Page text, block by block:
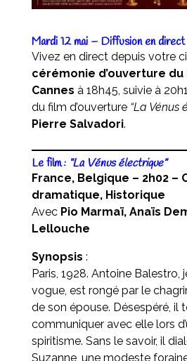
Mardi 12 mai – Diffusion en direct
Vivez en direct depuis votre
cérémonie d’ouverture du
Cannes à 18h45, suivie à
du film d’ouverture “La Vénus
Pierre Salvadori.
Le film : “La Vénus électrique”
France, Belgique – 2h02 –
dramatique, Historique
Avec Pio Marmaï, Anaïs
Lellouche
Synopsis :
Paris, 1928. Antoine Balestro,
vogue, est rongé par le
de son épouse. Désespéré, il
communiquer avec elle lors
spiritisme. Sans le savoir, il
Suzanne, une modeste